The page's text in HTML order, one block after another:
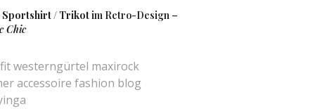
Sportshirt / Trikotim Retro-Design –
Chic